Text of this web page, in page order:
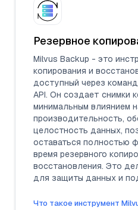
Резервное
Milvus Backup - это
копирования и
доступный через
API. Он создает снимки
минимальным влиянием
производительность,
целостность данных,
оставаться полностью
время резервного
восстановления. Это
для защиты данных и
Что такое инструмент